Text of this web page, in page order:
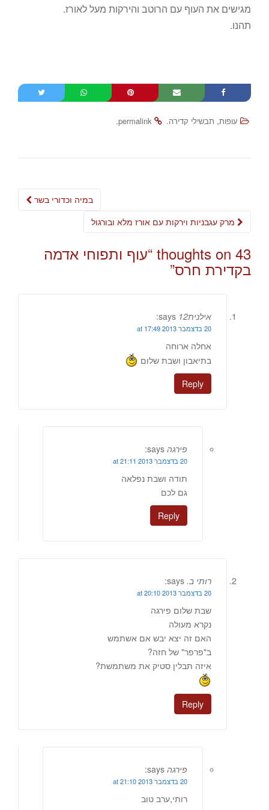
מגישים את העוף עם הרוטב והירקות מעל לאורז.
תהנו.
עופות, תבשילי קדירה.
permalink
.
Post
navigation
במיה וכדורי בשר
43 thoughts on “ עוף ותפוחי אדמה
בקדירת חרס”
אילנית12 says:
20 בדצמבר 2013 at 17:49
אחלה ארוחה
בתיאבון ושבת שלום
Reply
פירגה says:
20 בדצמבר 2013 at 21:11
תודה ושבת נפלאה
גם לכם
Reply
רותי ב. says:
20 בדצמבר 2013 at 20:10
שבת שלום פירגה
נקרא מעולה
האם זה יצא יבש אם אשתמש
ב"פרפר" של חזה?
איזה תבלין סטיק את משתמשת?
Reply
פירגה says:
20 בדצמבר 2013 at 21:10
רותי,ערב טוב